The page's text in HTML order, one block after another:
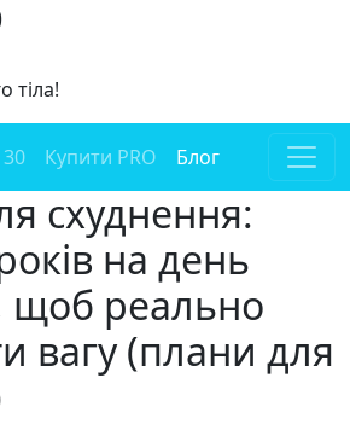
тіла!
Купити PRO Блог
схуднення:
на день
щоб реально
вагу (плани для